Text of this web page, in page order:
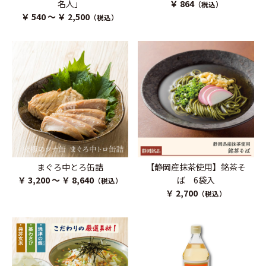
名人」
￥ 540 ～ ￥ 2,500 （税込）
￥ 864（税込）
まぐろ中とろ缶詰
￥ 3,200 ～ ￥ 8,640（税込）
【静岡産抹茶使用】銘茶そ
ば 6袋入
￥ 2,700 （税込）